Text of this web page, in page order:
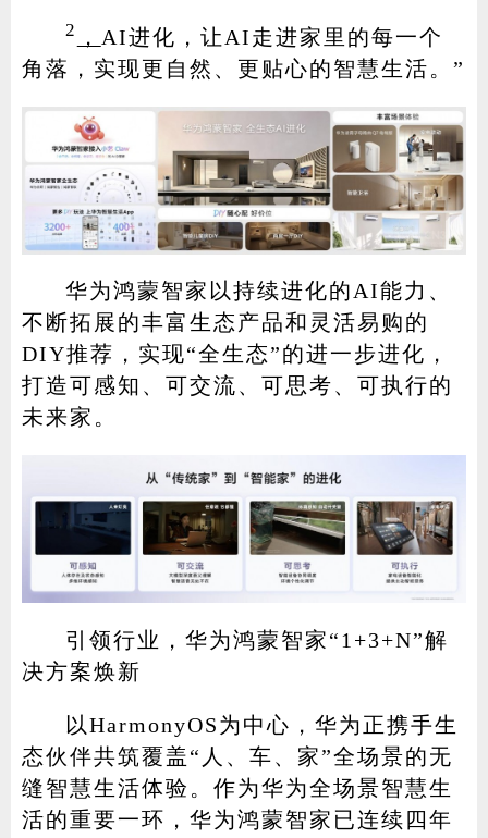
2 ， AI进化，让AI走进家里的每一个
角落，实现更自然、更贴心的智慧生活。”
华为鸿蒙智家以持续进化的AI能力、
不断拓展的丰富生态产品和灵活易购的
DIY推荐，实现“全生态”的进一步进化，
打造可感知、可交流、可思考、可执行的
未来家。
引领行业，华为鸿蒙智家“1+3+N”解
决方案焕新
以HarmonyOS为中心，华为正携手生
态伙伴共筑覆盖“人、车、家”全场景的无
缝智慧生活体验。作为华为全场景智慧生
活的重要一环，华为鸿蒙智家已连续四年